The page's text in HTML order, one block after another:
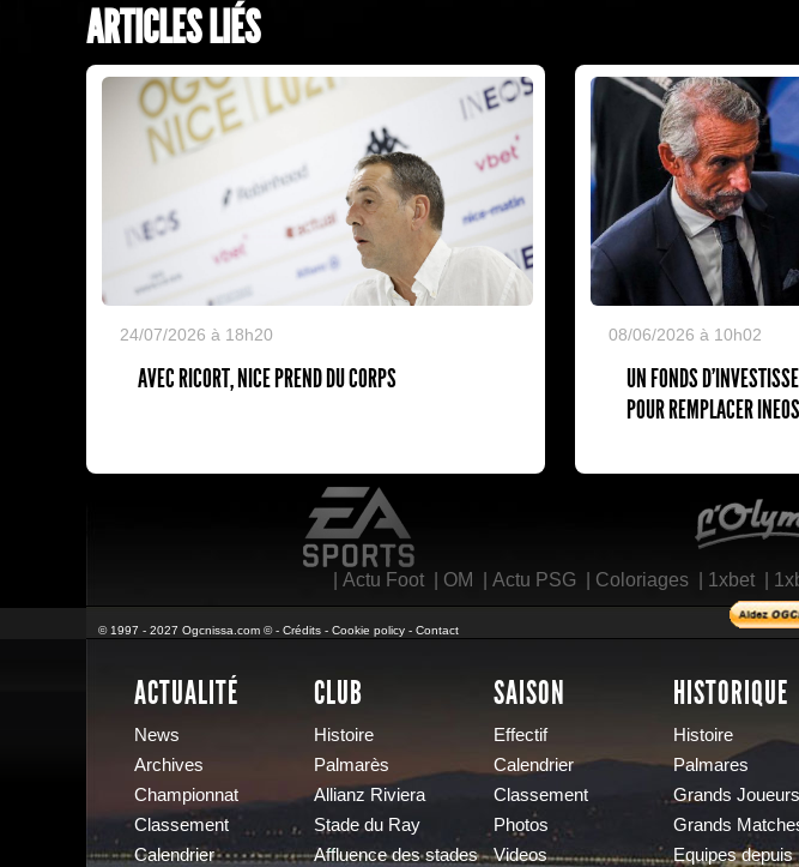
ARTICLES LIÉS
24/07/2026 à 18h20
AVEC RICORT, NICE PREND DU CORPS
08/06/2026 à 10h02
UN FONDS
POUR REMPLACER
Actu Foot| OM Actu PSG| Coloriages| 1xbet|
© 1997 - 2027 Ogcnissa.com © - Crédits - Cookie policy - Contact
ACTUALITÉ
News
Archives
Championnat
Classement
Calendrier
CLUB
Histoire
Palmarès
Allianz Riviera
Stade du Ray
Affluence des stades
SAISON
Effectif
Calendrier
Classement
Photos
Videos
HISTORIQUE
Histoire
Palmares
Grands Joueurs
Grands
Equipes depuis